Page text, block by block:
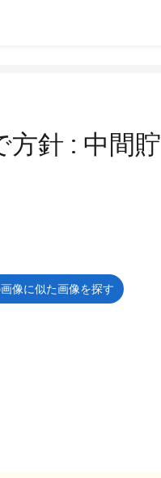
方針 : 中間貯
像に似た画像を探す